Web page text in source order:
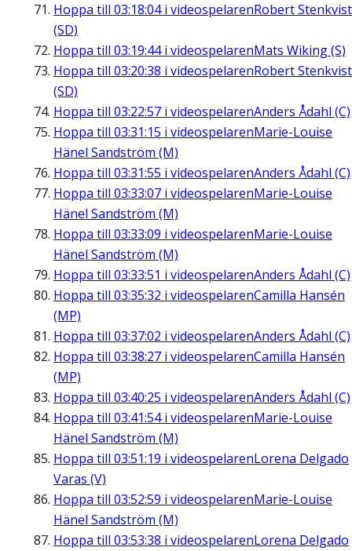
Hoppa till 03:18:04i videospelarenRobert Stenkvist
(SD)
Hoppa till 03:19:44i videospelarenMats Wiking (S)
Hoppa till 03:20:38 i videospelarenRobert Stenkvist
(SD)
Hoppa till 03:22:57 i videospelarenAnders Ådahl (C)
Hoppa till 03:31:15 i videospelarenMarie-Louise
Hänel Sandström (M)
Hoppa till 03:31:55 i videospelarenAnders Ådahl (C)
Hoppa till 03:33:07 i videospelarenMarie-Louise
Hänel Sandström (M)
Hoppa till 03:33:09 i videospelarenMarie-Louise
Hänel Sandström (M)
Hoppa till 03:33:51 i videospelarenAnders Ådahl (C)
Hoppa till 03:35:32 i videospelarenCamilla Hansén
(MP)
Hoppa till 03:37:02 i videospelarenAnders Ådahl (C)
Hoppa till 03:38:27 i videospelarenCamilla Hansén
(MP)
Hoppa till 03:40:25 i videospelarenAnders Ådahl (C)
Hoppa till 03:41:54i videospelarenMarie-Louise
Hänel Sandström (M)
Hoppa till 03:51:19 i videospelarenLorena Delgado
Varas (V)
Hoppa till 03:52:59 i videospelarenMarie-Louise
Hänel Sandström (M)
Hoppa till 03:53:38 i videospelarenLorena Delgado